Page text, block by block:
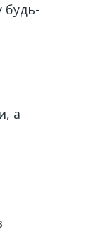
будь-
а